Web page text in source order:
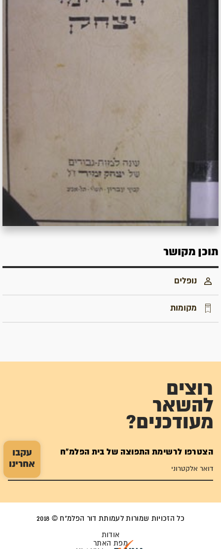
עקבו
אחרינו
תוכן מקושר
נופלים
מקומות
רוצים
להשאר
מעודכנים?
הצטרפו לרשימת התפוצה של בית הפלמ"ח
כל הזכויות שמורות לעמותת דור הפלמ"ח © 2018
אודות
מפת האתר